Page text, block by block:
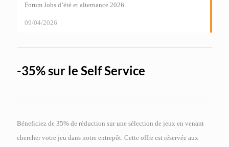
Forum Jobs d’été et alternance 2026.
09/04/2026
-35% sur le Self Service
Béneficiez de 35% de réduction sur une sélection de jeux en venant
chercher votre jeu dans notre entrepôt. Cette offre est réservée aux